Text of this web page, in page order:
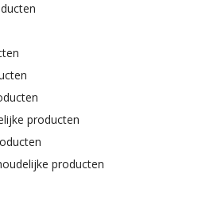
producten
producten